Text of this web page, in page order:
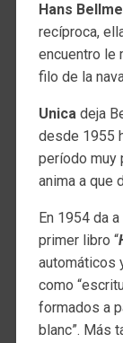
Hans
recíproca,
encuentro le
filo de la
Unicadeja
desde 1955
período muy
anima a que
En 1954 da
primer libro “
automáticos
como
formados a
blanc”. Más